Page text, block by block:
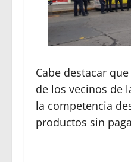
Cabe destacar
de los vecinos de
la competencia
productos sin